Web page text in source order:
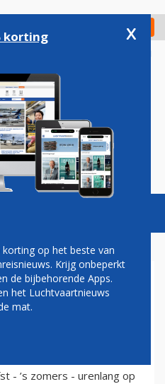
Check in
Vacatures
WEER
- ’s zomers - urenlang op
korting x
op het beste van
Krijg onbeperkt
de bijbehorende Apps.
het Luchtvaartnieuws
mat.